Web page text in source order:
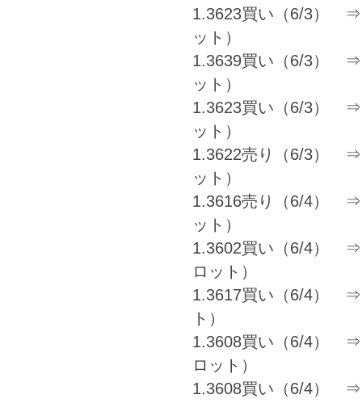
1.3623買い（6/3） ⇒
ット）
1.3639買い（6/3） ⇒
ット）
1.3623買い（6/3） ⇒
ット）
1.3622売り（6/3） ⇒
ット）
1.3616売り（6/4） ⇒
ット）
1.3602買い（6/4） ⇒
ロット）
1.3617買い（6/4） ⇒
ト）
1.3608買い（6/4） ⇒
ロット）
1.3608買い（6/4） ⇒